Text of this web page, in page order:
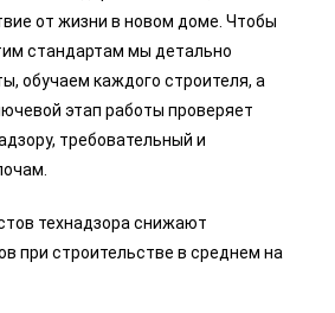
от жизни в новом доме. Чтобы
стандартам мы детально
обучаем каждого строителя, а
этап работы проверяет
требовательный и
технадзора снижают
при строительстве в среднем на